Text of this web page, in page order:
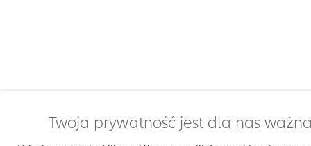
Twoja prywatność jest dla nas